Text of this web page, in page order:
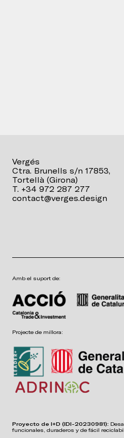
Vergés
Ctra. Brunells s/n 17853,
Tortellà (Girona)
T. +34 972 287 277
contact@verges.design
Amb el suport de:
Projecte de millora:
Proyecto de I+D (IDI-20230981):
funcionales, duraderos y de fácil